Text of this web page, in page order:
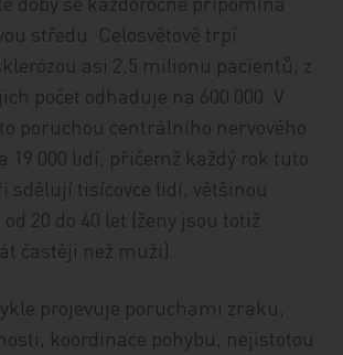
středu. Celosvětově trpí
asi 2,5 milionu pacientů, z
počet odhaduje na 600 000. V
poruchou centrálního nervového
19 000 lidí, přičemž každý rok tuto
sdělují tisícovce lidí, většinou
20 do 40 let (ženy jsou totiž
častěji než muži).
projevuje poruchami zraku,
koordinace pohybu, nejistotou